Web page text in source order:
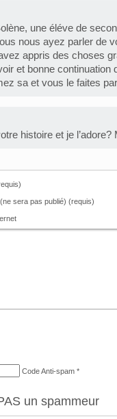
une éléve de
nous ayez parler de
appris des choses
et bonne continuation
sa et vous le faites
histoire et je l’adore?
sera pas publié) (requis)
Code Anti-spam *
un spammeur